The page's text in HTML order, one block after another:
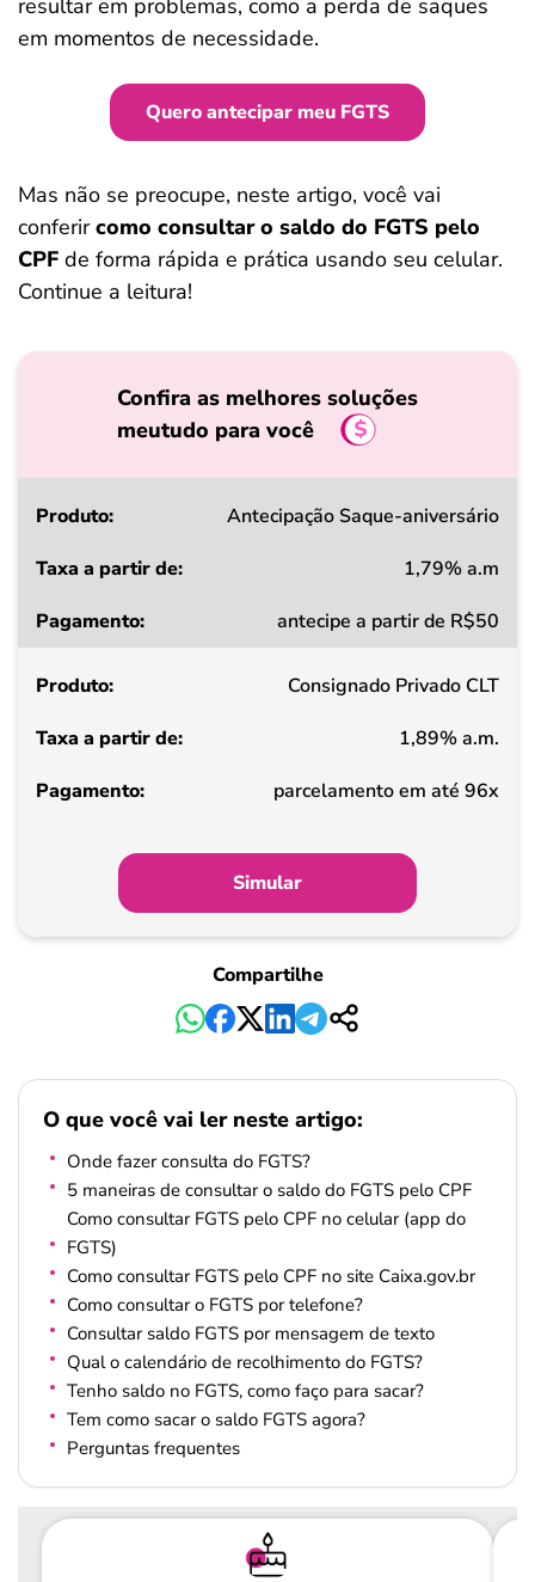
resultar em problemas, como a perda de saques
em momentos de necessidade.
Quero antecipar meu FGTS
Mas não se preocupe, neste artigo, você vai
conferircomo consultar o saldo do FGTS pelo
CPF de forma rápida e prática usando seu celular.
Continue a leitura!
Confira as melhores soluções
meutudo para você
Produto
a
de
Pagamento
Antecipação Saque-aniversário
1,79% a.m
antecipe a partir de R$50
Consignado Privado CLT
1,89% a.m.
parcelamento em até 96x
Simular
Compartilhe
O que você vai ler neste artigo:
Onde fazer consulta do FGTS?
5 maneiras de consultar o saldo do FGTS pelo CPF
Como consultar FGTS pelo CPF no celular (app do
FGTS)
Como consultar FGTS pelo CPF no site Caixa.gov.br
Como consultar o FGTS por telefone?
Consultar saldo FGTS por mensagem de texto
Qual o calendário de recolhimento do FGTS?
Tenho saldo no FGTS, como faço para sacar?
Tem como sacar o saldo FGTS agora?
Perguntas frequentes